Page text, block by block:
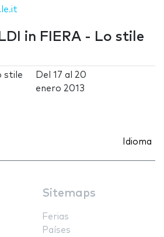
in FIERA - Lo stile
stile
Del17 al 20
enero 2013
Idioma
Sitemaps
Ferias
Países